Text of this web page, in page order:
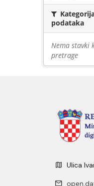
podataka
Nema stavki
pretrage